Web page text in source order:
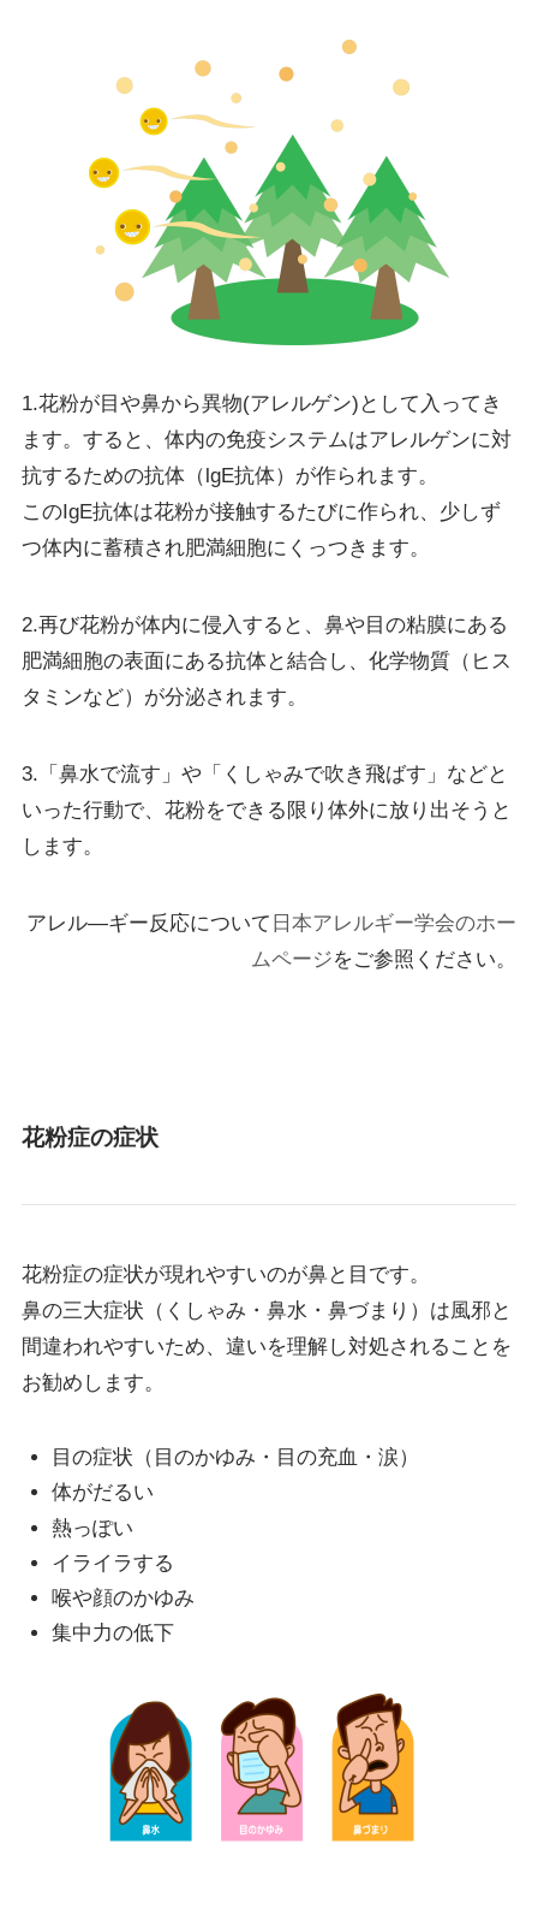
1.花粉が目や鼻から異物(アレルゲン)として入ってき
ます。すると、体内の免疫システムはアレルゲンに対
抗するための抗体（lgE抗体）が作られます。
このIgE抗体は花粉が接触するたびに作られ、少しず
つ体内に蓄積され肥満細胞にくっつきます。
2.再び花粉が体内に侵入すると、鼻や目の粘膜にある
肥満細胞の表面にある抗体と結合し、化学物質（ヒス
タミンなど）が分泌されます。
3.「鼻水で流す」や「くしゃみで吹き飛ばす」などと
いった行動で、花粉をできる限り体外に放り出そうと
します。
アレル―ギー反応について 日本アレルギー学会のホー
ムページをご参照ください。
花粉症の症状
花粉症の症状が現れやすいのが鼻と目です。
鼻の三大症状（くしゃみ・鼻水・鼻づまり）は風邪と
間違われやすいため、違いを理解し対処されることを
お勧めします。
目の症状（目のかゆみ・目の充血・涙）
体がだるい
熱っぽい
イライラする
喉や顔のかゆみ
集中力の低下